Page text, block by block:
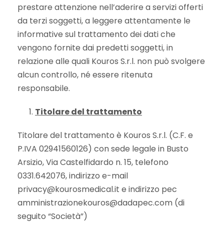
prestare attenzione nell’aderire a servizi offerti
da terzi soggetti, a leggere attentamente le
informative sul trattamento dei dati che
vengono fornite dai predetti soggetti, in
relazione alle quali Kouros S.r.l. non può svolgere
alcun controllo, né essere ritenuta
responsabile.
Titolare del trattamento
Titolare del trattamento è Kouros S.r.l. (C.F. e
P.IVA 02941560126) con sede legale in Busto
Arsizio, Via Castelfidardo n. 15, telefono
0331.642076, indirizzo e-mail
privacy@kourosmedical.it e indirizzo pec
amministrazionekouros@dadapec.com (di
seguito “Società”)